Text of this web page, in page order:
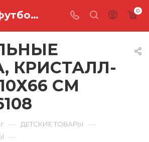
Купить футбольные ворота, кристалл-канц, 110х66 см HWA736108 в Ростове-на-Дону 0
КРИСТАЛЛ-
СМ
— ДЕТСКИЕ ТОВАРЫ —
—